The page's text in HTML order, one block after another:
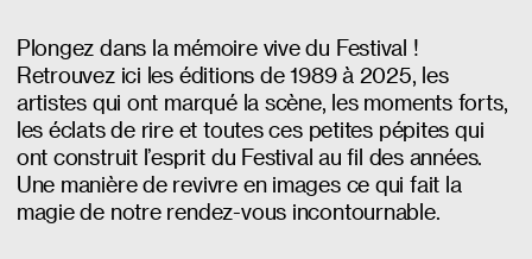
Plongez dans la mémoire vive du Festival !
Retrouvez ici les éditions de 1989 à 2025, les
artistes qui ont marqué la scène, les moments forts,
les éclats de rire et toutes ces petites pépites qui
ont construit l’esprit du Festival au fil des années.
Une manière de revivre en images ce qui fait la
magie de notre rendez-vous incontournable.